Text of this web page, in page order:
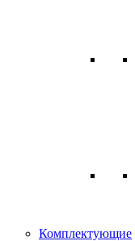
Комплектующие